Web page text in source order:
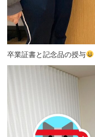
卒業証書と記念品の授与